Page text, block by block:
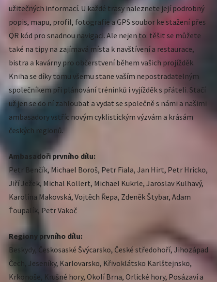
užitečných informací. U každé trasy naleznete její podrobný
popis, mapu, profil, fotografie a GPS soubor ke stažení přes
QR kód pro snadnou navigaci. Ale nejen to: těšit se můžete
také na tipy na zajímavá místa k navštívení a restaurace,
bistra a kavárny pro občerstvení během vašich projížděk.
Kniha se díky tomu všemu stane vaším nepostradatelným
společníkem při plánování tréninků i vyjížděk s přáteli. Stačí
už jen se do ní zahloubat a vydat se společně s námi a našimi
ambasadory vstříc novým cyklistickým výzvám a krásám
českých regionů.
Ambasadoři prvního dílu:
Petr Benčík, Michael Boroš, Petr Fiala, Jan Hirt, Petr Hricko,
Jiří Ježek, Michal Kollert, Michael Kukrle, Jaroslav Kulhavý,
Karolína Makovská, Vojtěch Řepa, Zdeněk Štybar, Adam
Ťoupalík, Petr Vakoč
Regiony prvního dílu:
Beskydy, Českosaské Švýcarsko, České středohoří, Jihozápad
Čech, Jeseníky, Karlovarsko, Křivoklátsko Karlštejnsko,
Krkonoše, Krušné hory, Okolí Brna, Orlické hory, Posázaví a